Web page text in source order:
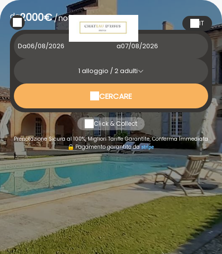
IT
da2000€/notte
Da a
1 alloggio /2adulti
CERCARE
Click & Collect
Prenotazione Sicura al 100%, Migliori Tariffe Garantite, Conferma Immediata
Pagamento garantito da